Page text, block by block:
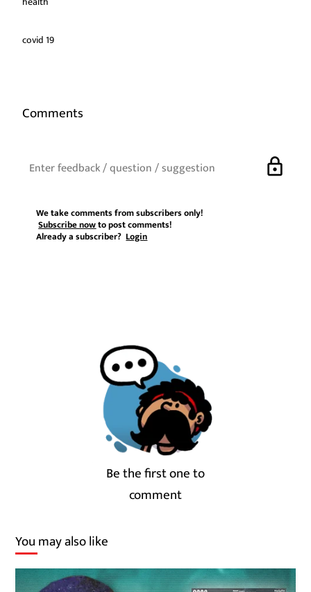
covid 19
Comments
lock
We take comments from subscribers only!
Subscribe nowto post comments!
Already a subscriber?Login
Be the first one to
comment
You may also like